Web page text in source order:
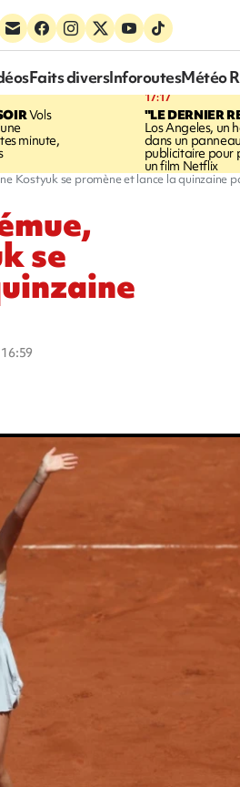
Faits diversInforoutesMétéo
Vols
minute,
17:17
"LE DERNIER
Los Angeles, un
dans un panneau
publicitaire pour
un film Netflix
Kostyuk se promène et lance la quinzaine
se